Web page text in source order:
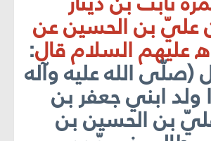
عليّ بن الحسين عن
عليهم السلام قال:
الله عليه وآله
ولد ابني جعفر بن
بن الحسين بن